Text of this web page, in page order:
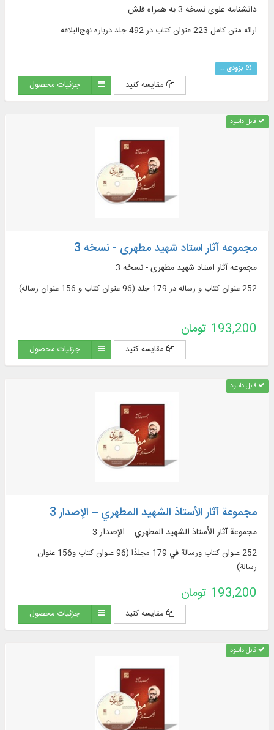
دانشنامه علوی نسخه 3 به همراه فلش
ارائه متن کامل 223 عنوان کتاب در 492 جلد درباره نهج‌البلاغه
بزودی ...
مقایسه کنید جزئیات محصول
قابل دانلود
مجموعه آثار استاد شهید مطهری - نسخه 3
مجموعه آثار استاد شهید مطهری - نسخه 3
252 عنوان کتاب و رساله در 179 جلد (96 عنوان کتاب و 156 عنوان رساله)
193,200 تومان
مقایسه کنید جزئیات محصول
قابل دانلود
مجموعة آثار الأستاذ الشهيد المطهري – الإصدار 3
مجموعة آثار الأستاذ الشهيد المطهري – الإصدار 3
252 عنوان كتاب ورسالة في 179 مجلدًا (96 عنوان كتاب و156 عنوان
رسالة)
193,200 تومان
مقایسه کنید جزئیات محصول
قابل دانلود